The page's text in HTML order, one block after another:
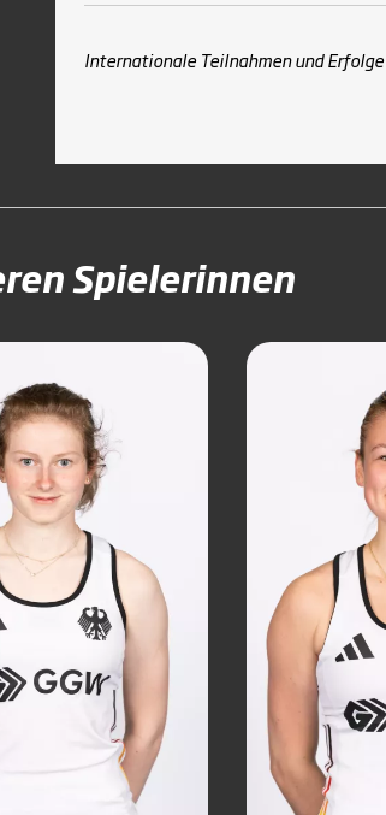
Internationale Teilnahmen und Erfolge
Spielerinnen